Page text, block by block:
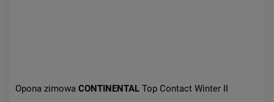
Opona zimowa CONTINENTAL Top Contact Winter II